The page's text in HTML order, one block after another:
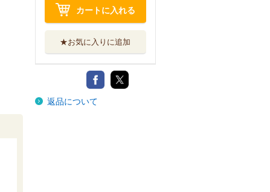
カートに入れる
★お気に入りに追加
返品について